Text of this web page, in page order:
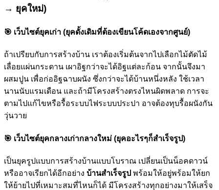
→ ยุคใหม่)
🎯 เว็บไซต์ยุคเก่า (ยุคดั้งเดิมที่ต้องเขียนโค้ดเองจากศูนย์)
ถ้าเปรียบกับการสร้างบ้าน เราต้องเริ่มต้นจากไปเลือกไม้ตัดไม้
เลื่อยแผ่นกระดาน เผาอิฐกว่าจะได้อิฐแต่ละก้อน จากนั้นจึงมา
ผสมปูน เพื่อก่ออิฐฉาบผนัง ซึ่งกว่าจะได้บ้านหนึ่งหลัง ใช้เวลา
นานนับแรมเดือน และถ้ามีโครงสร้างตรงไหนผิดพลาด การจะ
ตามไปแก้ไขหรือรื้อระบบไฟระบบประปา อาจต้องทุบรื้อผนังกัน
วุ่นวาย
🎯 เว็บไซต์ยุคกลางเก่ากลางใหม่ (ยุคอะไรๆก็สำเร็จรูป)
เป็นยุครูปแบบการสร้างบ้านแบบโบราณ เปลี่ยนเป็นน็อคดาวน์
หรืออาจเรียกได้อีกอย่าง บ้านสำเร็จรูป พร้อมให้อยู่พร้อมให้ยก
ให้ย้ายไปที่เหมาะสมที่ไหนก็ได้ มีโครงสร้างทุกอย่างมาให้เสร็จ